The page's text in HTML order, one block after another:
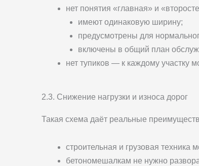
нет понятия «главная» и
имеют одинаковую ширину;
предусмотрены для
включены в общий план
нет тупиков — к каждому участку
2.3. Снижение нагрузки и износа дорог
Такая схема даёт реальные
строительная и грузовая
бетономешалкам не нужно